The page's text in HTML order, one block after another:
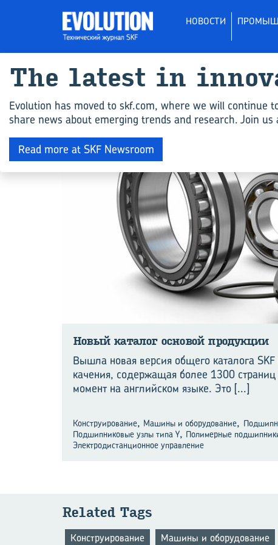
НОВОСТИ
All articles for
NEWS
Новый ка­та­лог ос­но­вой про­дук­ции
Вышла новая версия общего каталога
качения, содержащая более 1300
момент на английском языке. Это [...]
Конструирование, Машины и оборудование,
Подшипниковые узлы типа Y, Полимерные
Электродистанционное управление
Related Tags
Конструирование Машины и оборудование
The latest in
Evolution has moved to skf.com, where we will continue
share news about emerging trends and research. Join
Read more at SKF Newsroom